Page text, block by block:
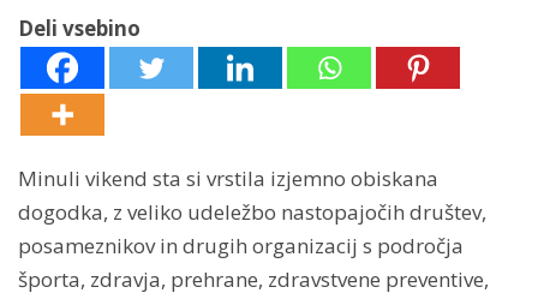
Deli vsebino
Minuli vikend sta si vrstila izjemno obiskana
dogodka, z veliko udeležbo nastopajočih društev,
posameznikov in drugih organizacij s področja
športa, zdravja, prehrane, zdravstvene preventive,